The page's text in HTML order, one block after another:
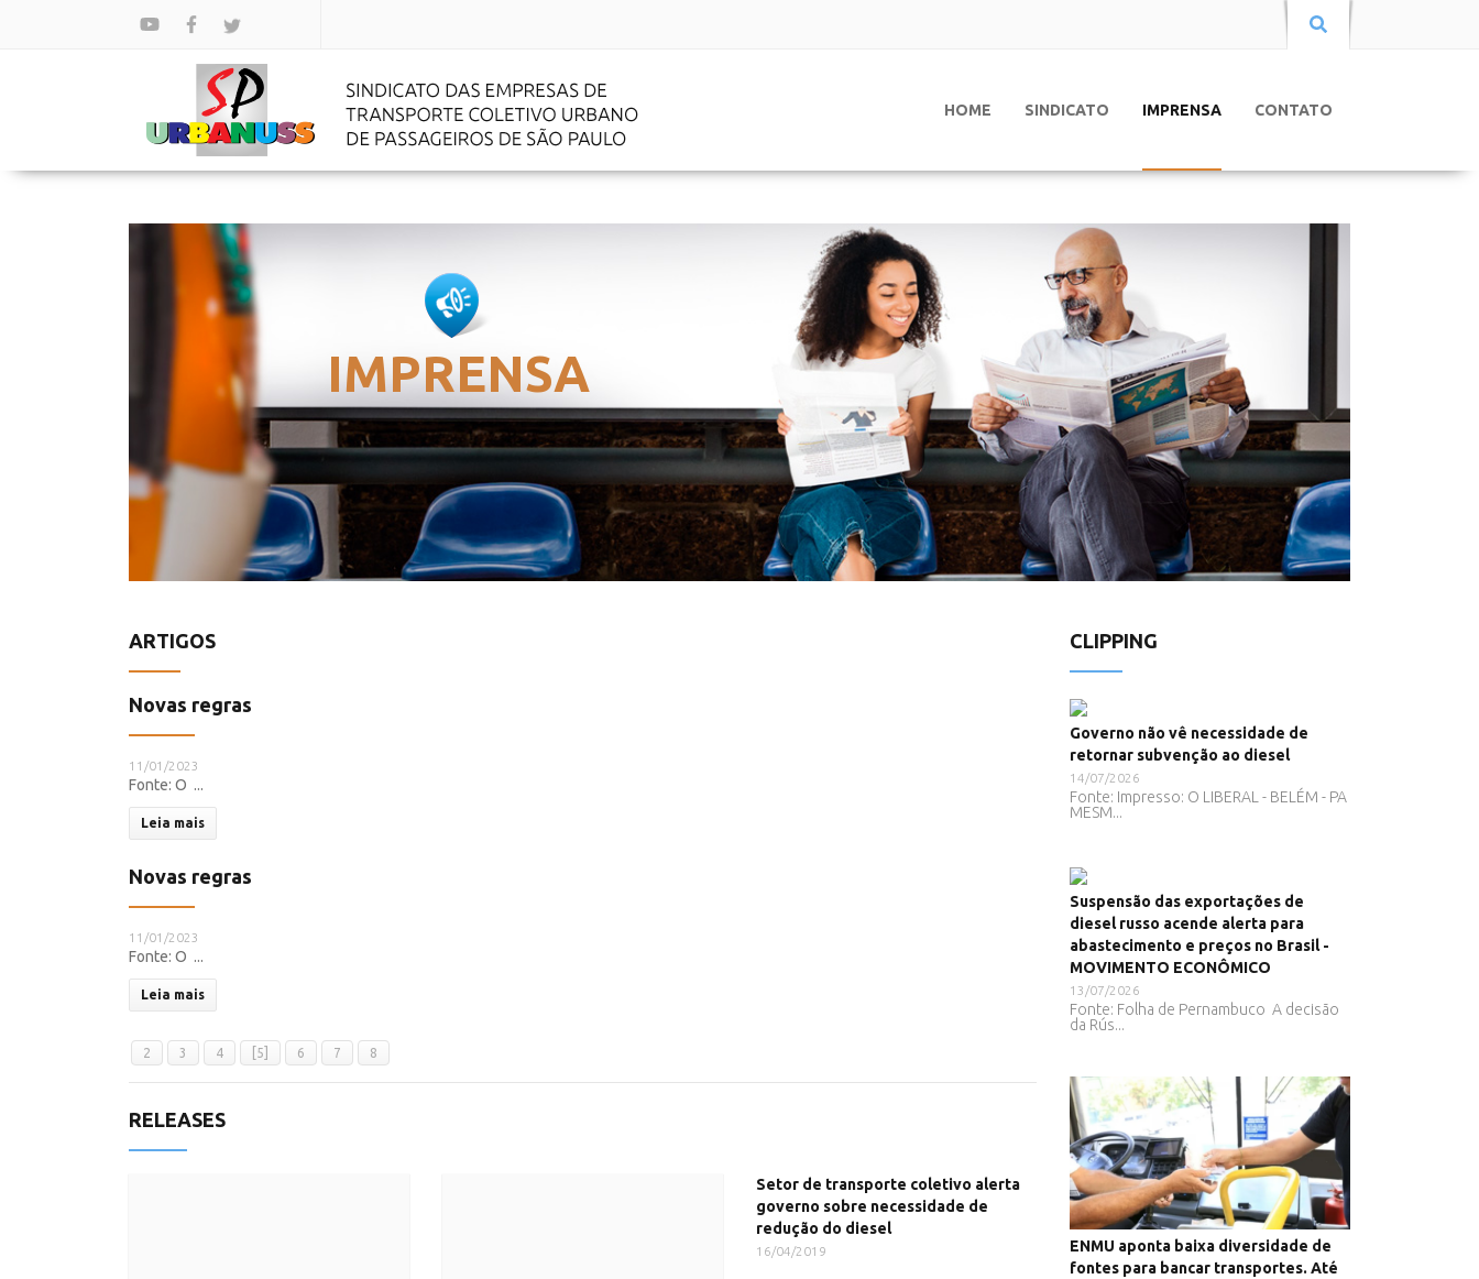
HOME SINDICATO IMPRENSA CONTATO
IMPRENSA
ARTIGOS
Novas regras
11/01/2023
Fonte: O ...
Leia mais
Novas regras
11/01/2023
Fonte: O ...
Leia mais
2 3 4 [5] 6 7 8
RELEASES
Setor de transporte coletivo alerta
governo sobre necessidade de
redução do diesel
16/04/2019
CLIPPING
Governo não vê necessidade de
retornar subvenção ao diesel
14/07/2026
Fonte: Impresso: O LIBERAL - BELÉM - PA
MESM...
Suspensão das exportações de
diesel russo acende alerta para
abastecimento e preços no Brasil -
MOVIMENTO ECONÔMICO
13/07/2026
Fonte: Folha de Pernambuco A decisão
da Rús...
ENMU aponta baixa diversidade de
fontes para bancar transportes. Até